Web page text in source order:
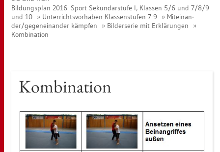
Bil­dungs­plan 2016: Sport Se­kun­dar­stu­fe I, Klas­sen 5/6 und 7/8/9
und 10
Un­ter­richts­vor­ha­ben Klas­sen­stu­fen 7-9
Mit­ein­an­
der/ge­gen­ein­an­der kämp­fen
Bil­der­se­rie mit Er­klä­run­gen
Kom­bi­na­ti­on
Kom­bi­na­ti­on